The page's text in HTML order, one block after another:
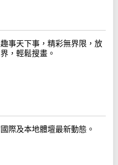
事天下事，精彩無界限，放
，輕鬆搜畫。
際及本地體壇最新動態。